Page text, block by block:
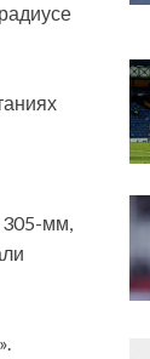
305-мм,